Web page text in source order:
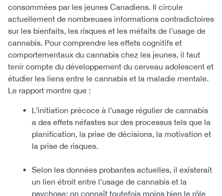
consommées par les jeunes Canadiens. Il circule
actuellement de nombreuses informations contradictoires
sur les bienfaits, les risques et les méfaits de l’usage de
cannabis. Pour comprendre les effets cognitifs et
comportementaux du cannabis chez les jeunes, il faut
tenir compte du développement du cerveau adolescent et
étudier les liens entre le cannabis et la maladie mentale.
Le rapport montre que :
L’initiation précoce à l’usage régulier de cannabis
a des effets néfastes sur des processus tels que la
planification, la prise de décisions, la motivation et
la prise de risques.
Selon les données probantes actuelles, il existerait
un lien étroit entre l’usage de cannabis et la
psychose; on connaît toutefois moins bien le rôle